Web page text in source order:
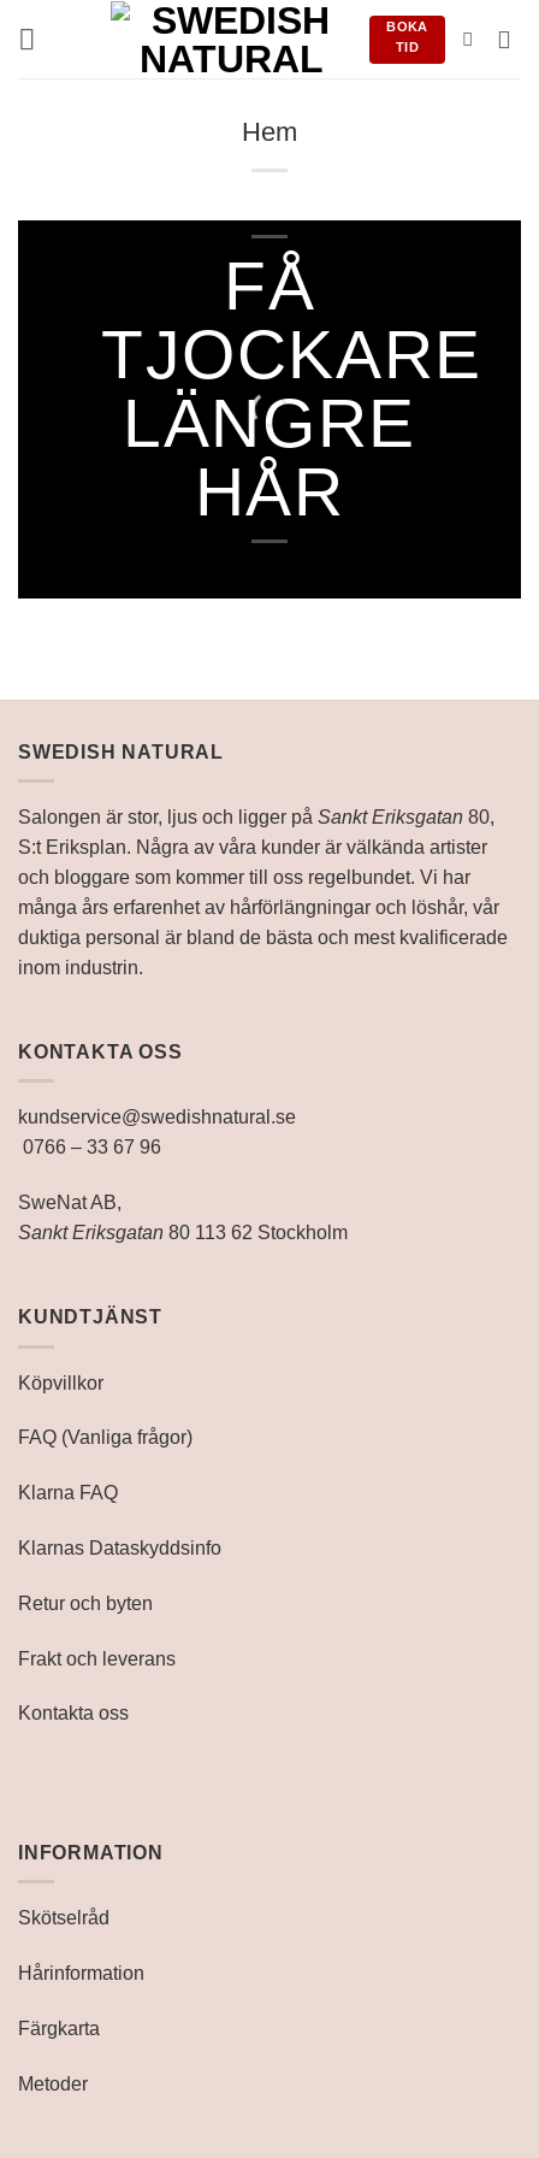
BOKA
TID
Hem
FÅ
TJOCKARE
LÄNGRE
HÅR
SWEDISH NATURAL
Salongen är stor, ljus och ligger på Sankt Eriksgatan 80,
S:t Eriksplan. Några av våra kunder är välkända artister
och bloggare som kommer till oss regelbundet. Vi har
många års erfarenhet av hårförlängningar och löshår, vår
duktiga personal är bland de bästa och mest kvalificerade
inom industrin.
KONTAKTA OSS
kundservice@swedishnatural.se
0766 – 33 67 96
SweNat AB,
Sankt Eriksgatan 80 113 62 Stockholm
KUNDTJÄNST
Köpvillkor
FAQ (Vanliga frågor)
Klarna FAQ
Klarnas Dataskyddsinfo
Retur och byten
Frakt och leverans
Kontakta oss
INFORMATION
Skötselråd
Hårinformation
Färgkarta
Metoder